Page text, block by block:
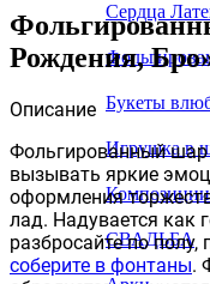
Сердца
Букеты
Игрушка в
СВАДЬБА
Рождения,
Описание
Фольгированный
вызывать яркие
оформления
лад. Надувается как
разбросайте по полу,
соберите в фонтаны.